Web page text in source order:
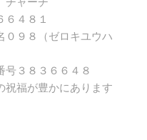
４８１
９８（ゼロキユウハ
３８３６６４８
祝福が豊かにあります